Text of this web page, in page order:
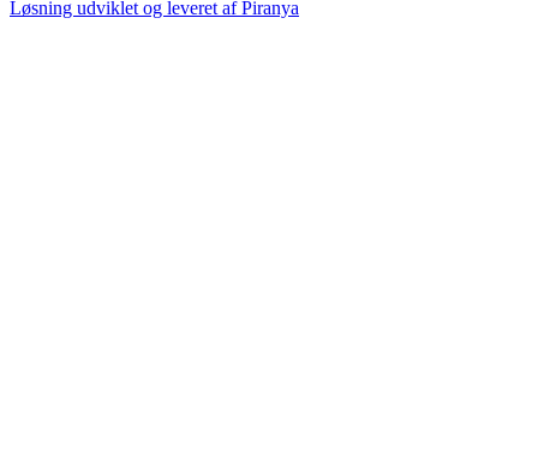
Løsning udviklet og leveret afPiranya